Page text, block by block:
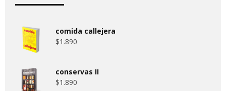
comida callejera
$1.890
conservas II
$1.890